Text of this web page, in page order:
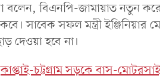
বলেন, বিএনপি-জামায়াত নতুন
সাবেক সফল মন্ত্রী
দেওয়া হবে না।
কাপ্তাই-চট্টগ্রাম সড়কে বাস-